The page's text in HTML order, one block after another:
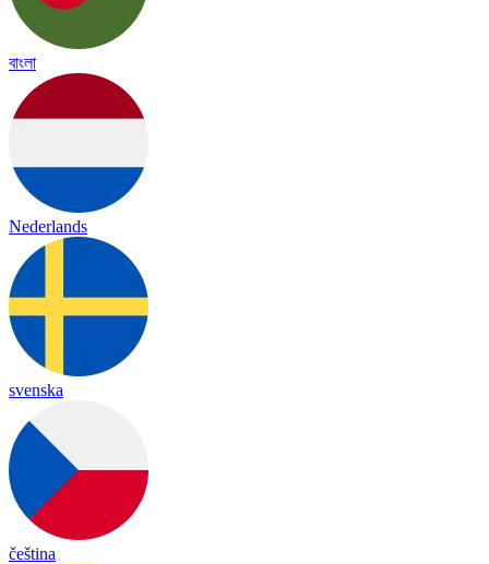
বাংলা
Nederlands
svenska
čeština